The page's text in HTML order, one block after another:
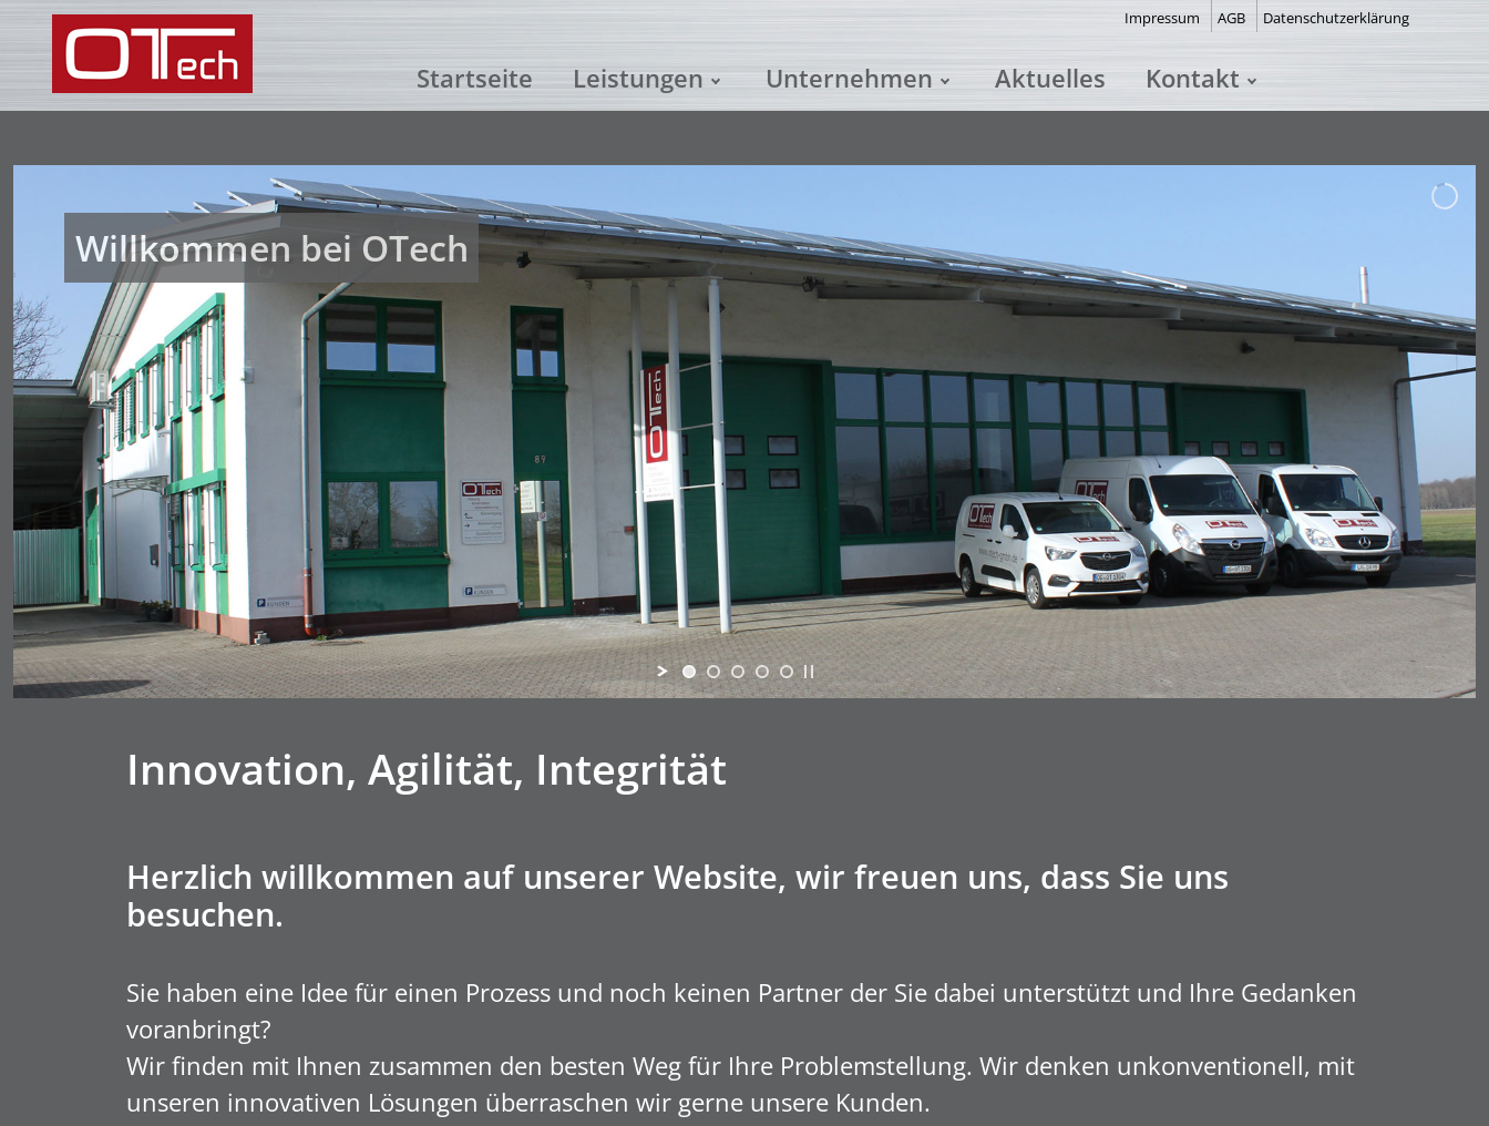
Impressum AGB Datenschutzerklärung
Startseite Leistungen Unternehmen Aktuelles Kontakt
Willkommen bei OTech
Innovation, Agilität, Integrität
Herzlich willkommen auf unserer Website, wir freuen uns, dass Sie uns
besuchen.
Sie haben eine Idee für einen Prozess und noch keinen Partner der Sie dabei unterstützt und Ihre Gedanken
voranbringt?
Wir finden mit Ihnen zusammen den besten Weg für Ihre Problemstellung. Wir denken unkonventionell, mit
unseren innovativen Lösungen überraschen wir gerne unsere Kunden.